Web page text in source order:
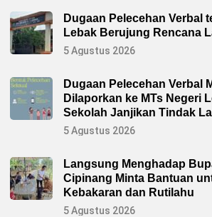
Dugaan Pelecehan Verbal
Lebak Berujung Rencana
5 Agustus 2026
Dugaan Pelecehan Verbal
Dilaporkan ke MTs Negeri
Sekolah Janjikan Tindak
5 Agustus 2026
Langsung Menghadap
Cipinang Minta Bantuan
Kebakaran dan Rutilahu
5 Agustus 2026